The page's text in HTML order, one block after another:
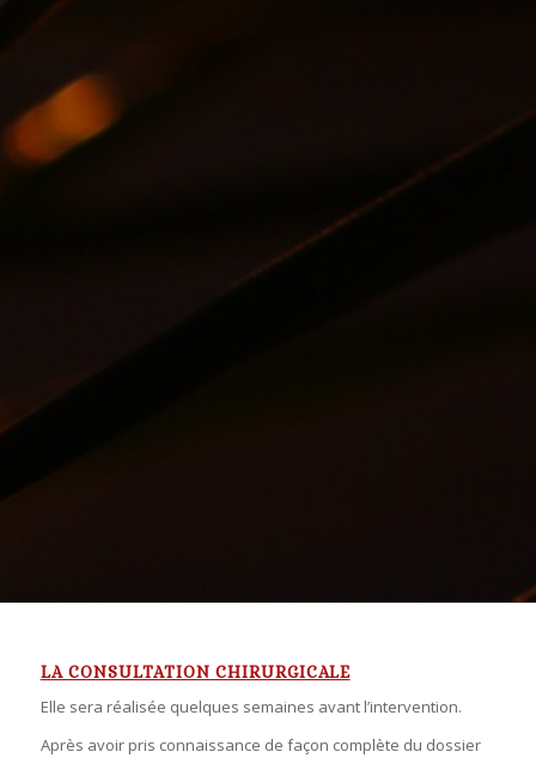
LA CONSULTATION CHIRURGICALE
Elle sera réalisée quelques semaines avant l’intervention.
Après avoir pris connaissance de façon complète du dossier